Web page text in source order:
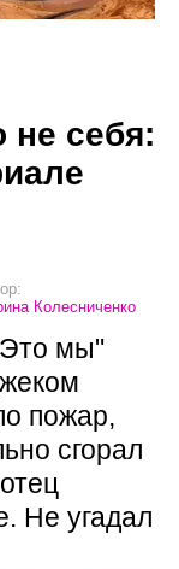
себя:
Колесниченко
мы"
пожар,
сгорал
Не угадал